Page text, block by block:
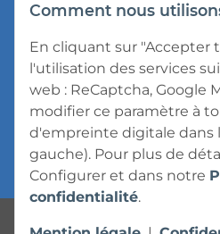
* Tous les prix
d'expédition exclus.
Comment nous
En cliquant sur "Accepter
l'utilisation des services
web : ReCaptcha, Google
modifier ce paramètre à
d'empreinte digitale dans
gauche). Pour plus de
Configurer et dans notre
confidentialité.